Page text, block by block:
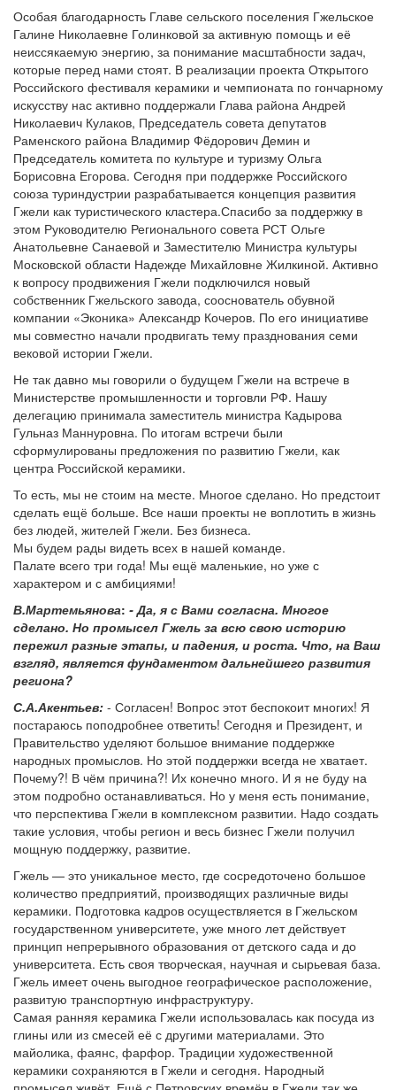
Особая благодарность Главе сельского поселения Гжельское
Галине Николаевне Голинковой за активную помощь и её
неиссякаемую энергию, за понимание масштабности задач,
которые перед нами стоят. В реализации проекта Открытого
Российского фестиваля керамики и чемпионата по гончарному
искусству нас активно поддержали Глава района Андрей
Николаевич Кулаков, Председатель совета депутатов
Раменского района Владимир Фёдорович Демин и
Председатель комитета по культуре и туризму Ольга
Борисовна Егорова. Сегодня при поддержке Российского
союза туриндустрии разрабатывается концепция развития
Гжели как туристического кластера.Спасибо за поддержку в
этом Руководителю Регионального совета РСТ Ольге
Анатольевне Санаевой и Заместителю Министра культуры
Московской области Надежде Михайловне Жилкиной. Активно
к вопросу продвижения Гжели подключился новый
собственник Гжельского завода, сооснователь обувной
компании «Эконика» Александр Кочеров. По его инициативе
мы совместно начали продвигать тему празднования семи
вековой истории Гжели.
Не так давно мы говорили о будущем Гжели на встрече в
Министерстве промышленности и торговли РФ. Нашу
делегацию принимала заместитель министра Кадырова
Гульназ Маннуровна. По итогам встречи были
сформулированы предложения по развитию Гжели, как
центра Российской керамики.
То есть, мы не стоим на месте. Многое сделано. Но предстоит
сделать ещё больше. Все наши проекты не воплотить в жизнь
без людей, жителей Гжели. Без бизнеса.
Мы будем рады видеть всех в нашей команде.
Палате всего три года! Мы ещё маленькие, но уже с
характером и с амбициями!
В.Мартемьянова: - Да, я с Вами согласна. Многое
сделано. Но промысел Гжель за всю свою историю
пережил разные этапы, и падения, и роста. Что, на Ваш
взгляд, является фундаментом дальнейшего развития
региона?
С.А.Акентьев: - Согласен! Вопрос этот беспокоит многих! Я
постараюсь поподробнее ответить! Сегодня и Президент, и
Правительство уделяют большое внимание поддержке
народных промыслов. Но этой поддержки всегда не хватает.
Почему?! В чём причина?! Их конечно много. И я не буду на
этом подробно останавливаться. Но у меня есть понимание,
что перспектива Гжели в комплексном развитии. Надо создать
такие условия, чтобы регион и весь бизнес Гжели получил
мощную поддержку, развитие.
Гжель — это уникальное место, где сосредоточено большое
количество предприятий, производящих различные виды
керамики. Подготовка кадров осуществляется в Гжельском
государственном университете, уже много лет действует
принцип непрерывного образования от детского сада и до
университета. Есть своя творческая, научная и сырьевая база.
Гжель имеет очень выгодное географическое расположение,
развитую транспортную инфраструктуру.
Самая ранняя керамика Гжели использовалась как посуда из
глины или из смесей её с другими материалами. Это
майолика, фаянс, фарфор. Традиции художественной
керамики сохраняются в Гжели и сегодня. Народный